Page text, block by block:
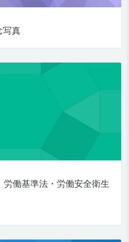
真
労働基準法・労働安全衛生